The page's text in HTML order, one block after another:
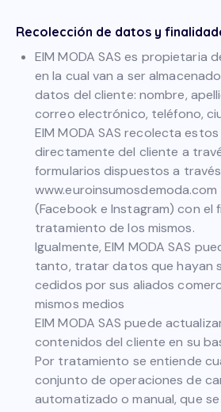
Recolección de datos y
EIM MODA SAS es propietaria
en la cual van a ser
datos del cliente: nombre,
correo electrónico, teléfono,
EIM MODA SAS recolecta
directamente del cliente a
formularios dispuestos a
(Facebook e Instagram) con el
tratamiento de los mismos.
Igualmente, EIM MODA SAS
tanto, tratar datos que hayan
cedidos por sus aliados
mismos medios
EIM MODA SAS puede
contenidos del cliente en su
Por tratamiento se entiende
conjunto de operaciones de
automatizado o manual, que